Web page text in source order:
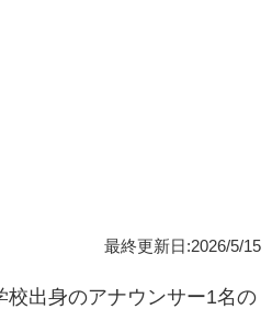
最終更新日:2026/5/15
校出身のアナウンサー1名の